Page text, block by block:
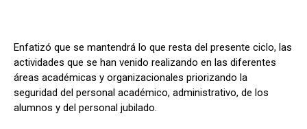
Enfatizó que se mantendrá lo que resta del presente ciclo, las
actividades que se han venido realizando en las diferentes
áreas académicas y organizacionales priorizando la
seguridad del personal académico, administrativo, de los
alumnos y del personal jubilado.